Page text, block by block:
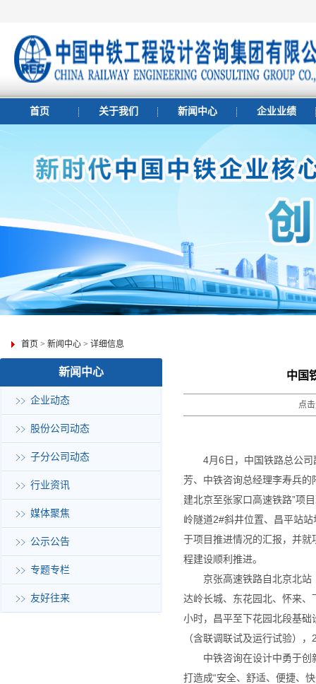
首页 关于我们 新闻中心 企业业绩
首页 > 新闻中心 > 详细信息
新闻中心
企业动态
股份公司动态
子分公司动态
行业资讯
媒体聚焦
公示公告
专题专栏
友好往来
中国
点
4月6日，中国铁路总公
芳、中铁咨询总经理李寿兵
建北京至张家口高速铁路”项
岭隧道2#斜井位置、昌平站
于项目推进情况的汇报，并
程建设顺利推进。
京张高速铁路自北京北
达岭长城、东花园北、怀来
小时，昌平至下花园北段基
（含联调联试及运行试验）
中铁咨询在设计中勇于
打造成“安全、舒适、便捷、